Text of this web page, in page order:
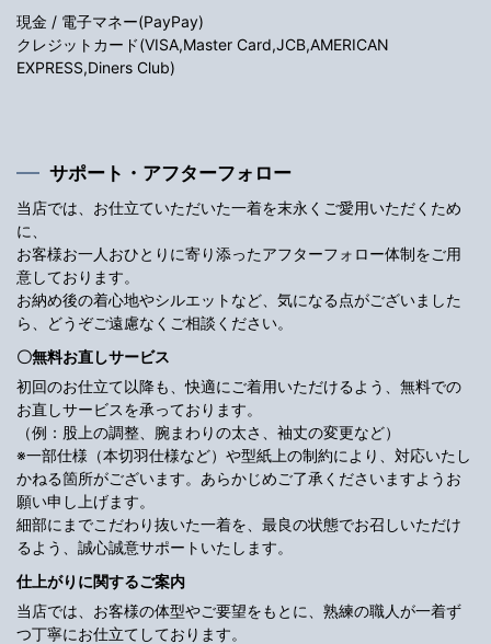
現金 / 電子マネー(PayPay)
クレジットカード(VISA,Master Card,JCB,AMERICAN
EXPRESS,Diners Club)
サポート・アフターフォロー
当店では、お仕立ていただいた一着を末永くご愛用いただくため
に、
お客様お一人おひとりに寄り添ったアフターフォロー体制をご用
意しております。
お納め後の着心地やシルエットなど、気になる点がございました
ら、どうぞご遠慮なくご相談ください。
〇無料お直しサービス
初回のお仕立て以降も、快適にご着用いただけるよう、無料での
お直しサービスを承っております。
（例：股上の調整、腕まわりの太さ、袖丈の変更など）
※一部仕様（本切羽仕様など）や型紙上の制約により、対応いたし
かねる箇所がございます。あらかじめご了承くださいますようお
願い申し上げます。
細部にまでこだわり抜いた一着を、最良の状態でお召しいただけ
るよう、誠心誠意サポートいたします。
仕上がりに関するご案内
当店では、お客様の体型やご要望をもとに、熟練の職人が一着ず
つ丁寧にお仕立てしております。